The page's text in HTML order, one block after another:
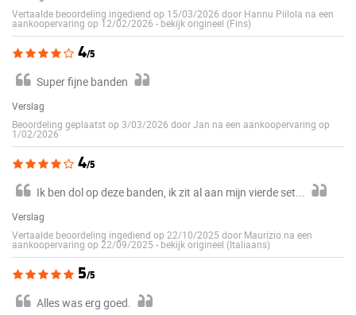
Vertaalde beoordeling ingediend op 15/03/2026 door Hannu Piilola na een
aankoopervaring op 12/02/2026 -bekijk origineel (Fins)
4/5
Super fijne banden
Verslag
Beoordeling geplaatst op 3/03/2026 door Jan na een aankoopervaring op
1/02/2026
4/5
Ik ben dol op deze banden, ik zit al aan mijn vierde set...
Verslag
Vertaalde beoordeling ingediend op 22/10/2025 door Maurizio na een
aankoopervaring op 22/09/2025 -bekijk origineel (Italiaans)
5/5
Alles was erg goed.